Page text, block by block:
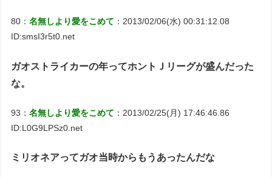
80：名無しより愛をこめて ：2013/02/06(水) 00:31:12.08
ID:smsI3r5t0.net
ガオストライカーの年ってホントＪリーグが盛んだった
な。
93：名無しより愛をこめて ：2013/02/25(月) 17:46:46.86
ID:L0G9LPSz0.net
ミリオネアってガオ当時からもうあったんだな